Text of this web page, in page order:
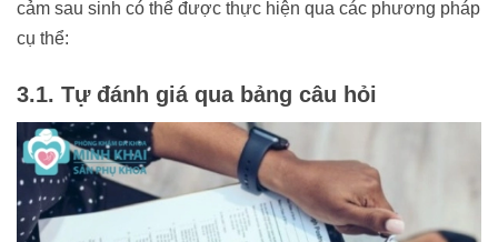
cảm sau sinh có thể được thực hiện qua các phương pháp
cụ thể:
3.1. Tự đánh giá qua bảng câu hỏi